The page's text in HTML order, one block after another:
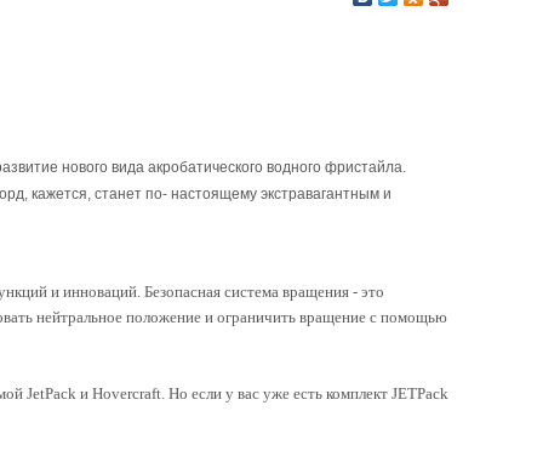
нового вида акробатического водного фристайла.
кажется, станет по- настоящему экстравагантным и
и инноваций. Безопасная система вращения - это
нейтральное положение и ограничить вращение с помощью
JetPack и Hovercraft. Но если у вас уже есть комплект JETPack